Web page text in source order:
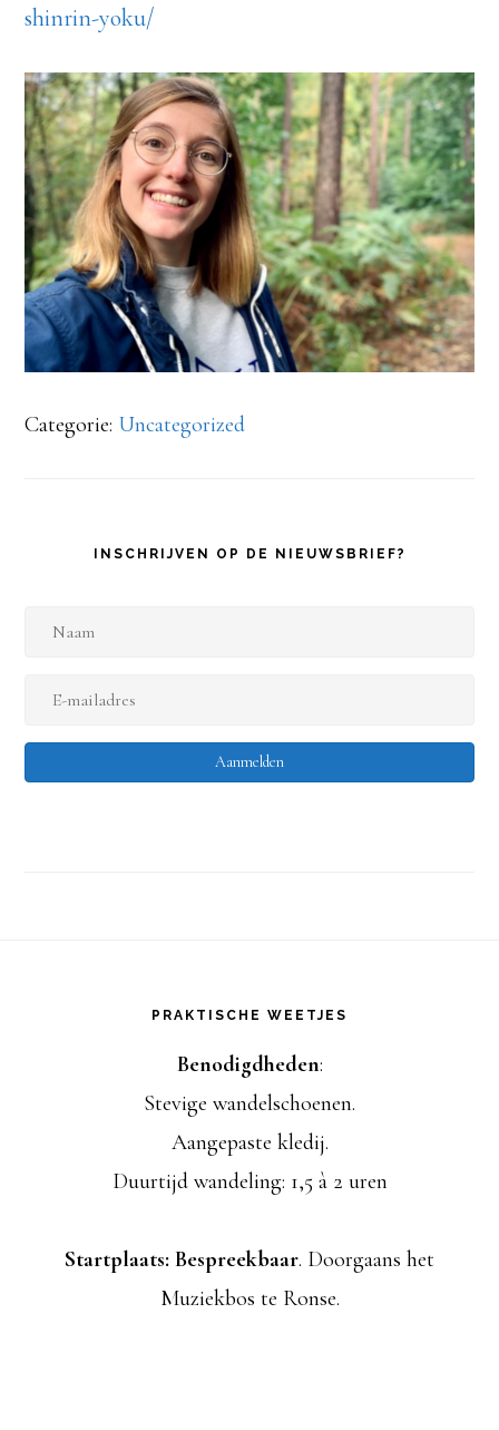
shinrin-yoku/
Categorie: Uncategorized
INSCHRIJVEN OP DE NIEUWSBRIEF?
m
-
m
Aanmelden
PRAKTISCHE WEETJES
Benodigdheden:
Stevige wandelschoenen.
Aangepaste kledij.
Duurtijd wandeling: 1,5 à 2 uren
Startplaats: Bespreekbaar. Doorgaans het
Muziekbos te Ronse.